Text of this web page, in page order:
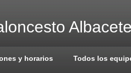
y horarios Todos los